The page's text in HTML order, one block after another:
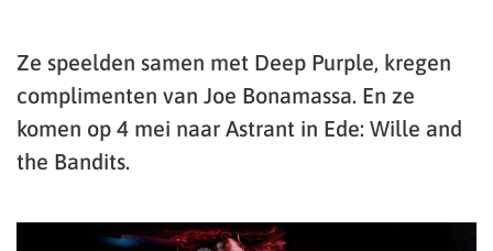
Ze speelden samen met Deep Purple, kregen
complimenten van Joe Bonamassa. En ze
komen op 4 mei naar Astrant in Ede: Wille and
the Bandits.